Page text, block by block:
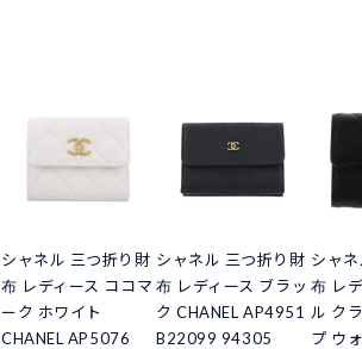
シャネル 三つ折り財
布 レディース ココマ
ーク ホワイト
CHANEL AP5076
シャネル 三つ折り財
布 レディース ブラッ
ク CHANEL AP4951
B22099 94305
シャ
布 レ
ル ク
プ ウ